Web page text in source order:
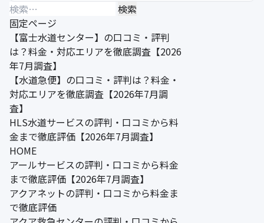
検
索:
固定ページ
【富士水道センター】の口コミ・評判
は？料金・対応エリアを徹底調査【2026
年7月調査】
【水道急便】の口コミ・評判は？料金・
対応エリアを徹底調査【2026年7月調
査】
HLS水道サービスの評判・口コミから料
金まで徹底評価【2026年7月調査】
HOME
アールサービスの評判・口コミから料金
まで徹底評価【2026年7月調査】
アクアネットの評判・口コミから料金ま
で徹底評価